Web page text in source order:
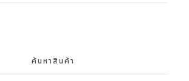
ค้นหาสินค้า